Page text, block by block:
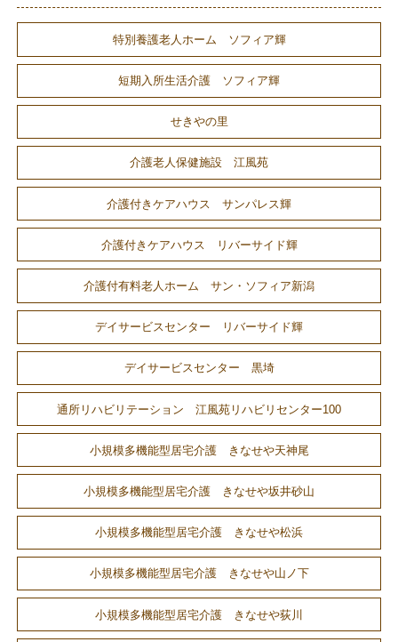
特別養護老人ホーム ソフィア輝
短期入所生活介護 ソフィア輝
せきやの里
介護老人保健施設 江風苑
介護付きケアハウス サンパレス輝
介護付きケアハウス リバーサイド輝
介護付有料老人ホーム サン・ソフィア新潟
デイサービスセンター リバーサイド輝
デイサービスセンター 黒埼
通所リハビリテーション 江風苑リハビリセンター100
小規模多機能型居宅介護 きなせや天神尾
小規模多機能型居宅介護 きなせや坂井砂山
小規模多機能型居宅介護 きなせや松浜
小規模多機能型居宅介護 きなせや山ノ下
小規模多機能型居宅介護 きなせや荻川